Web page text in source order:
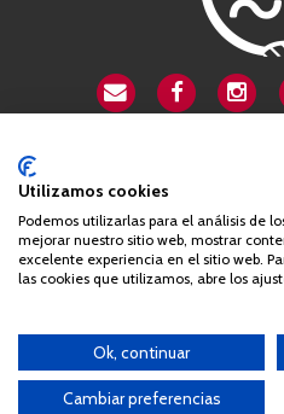
+34 663
distribución de la totalidad o
sin el consentimiento por
Síndrome
Utilizamos cookies
Podemos utilizarlas para el análisis de
mejorar nuestro sitio web, mostrar
excelente experiencia en el sitio web.
las cookies que utilizamos, abre los
Ok, continuar
Cambiar preferencias